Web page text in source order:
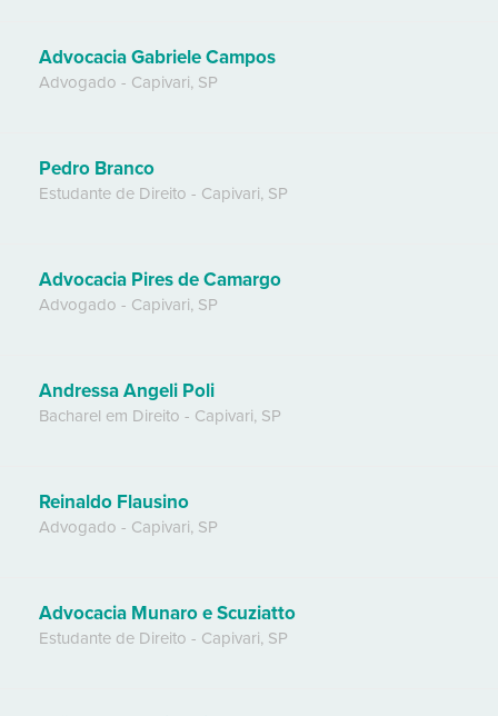
Advocacia Gabriele Campos
Advogado - Capivari, SP
Pedro Branco
Estudante de Direito - Capivari, SP
Advocacia Pires de Camargo
Advogado - Capivari, SP
Andressa Angeli Poli
Bacharel em Direito - Capivari, SP
Reinaldo Flausino
Advogado - Capivari, SP
Advocacia Munaro e Scuziatto
Estudante de Direito - Capivari, SP